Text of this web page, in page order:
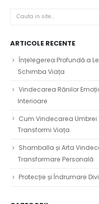
ARTICOLE RECENTE
Înțelegerea Profundă a
Schimba Viața
Vindecarea Rănilor
Interioare
Cum Vindecarea Umbrei
Transformi Viața
Shamballa și Arta
Transformare Personală
Protecție și Îndrumare